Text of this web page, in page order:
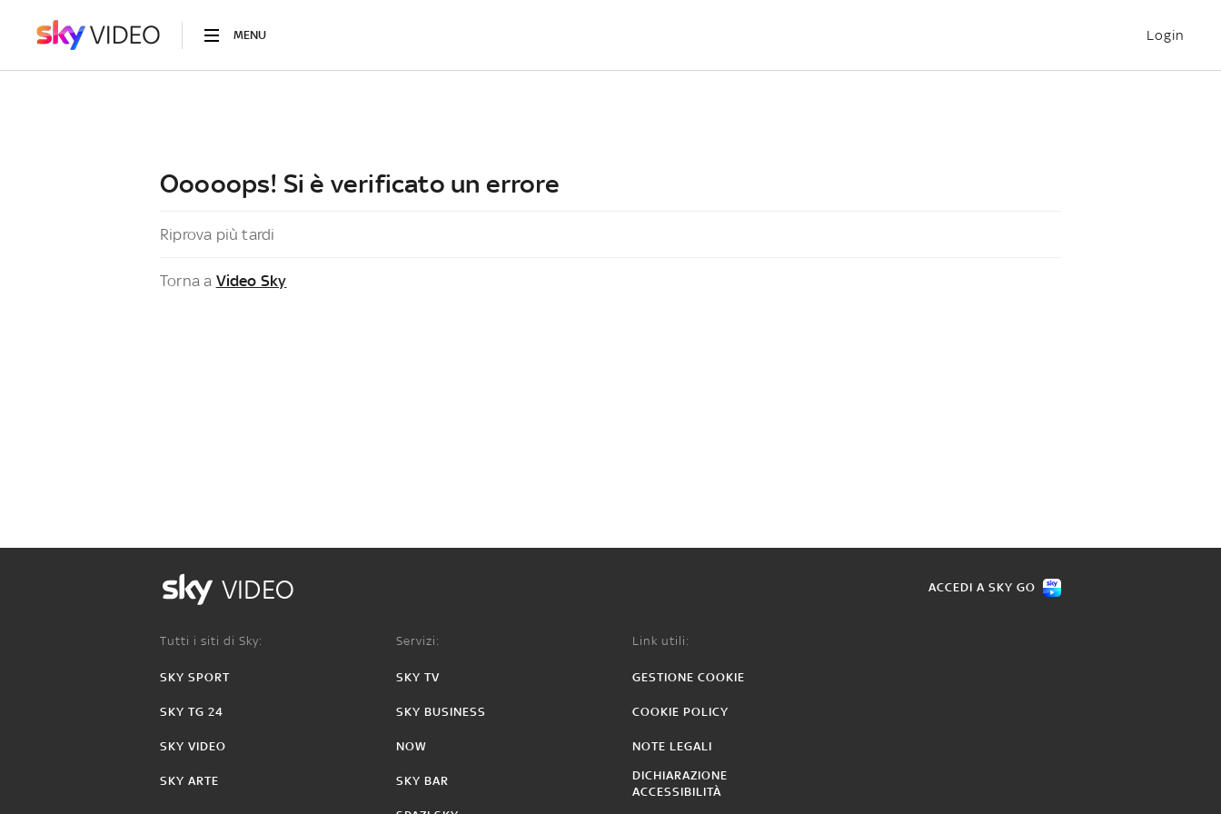
MENU Login
Ooooops! Si è verificato un errore
Riprova più tardi
Torna a Video Sky
VIDEO ACCEDI A SKY GO
Tutti i siti di Sky:
SKY SPORT
SKY TG 24
SKY VIDEO
SKY ARTE
Servizi:
SKY TV
SKY BUSINESS
NOW
SKY BAR
Link utili:
GESTIONE COOKIE
COOKIE POLICY
NOTE LEGALI
DICHIARAZIONE
ACCESSIBILITÀ